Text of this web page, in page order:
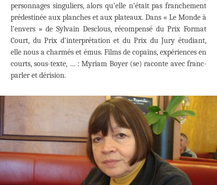
personnages singuliers, alors qu’elle n’était pas franchement
prédestinée aux planches et aux plateaux. Dans « Le Monde à
l’envers » de Sylvain Desclous, récompensé du Prix Format
Court, du Prix d’interprétation et du Prix du Jury étudiant,
elle nous a charmés et émus. Films de copains, expériences en
courts, sous-texte, … : Myriam Boyer (se) raconte avec franc-
parler et dérision.